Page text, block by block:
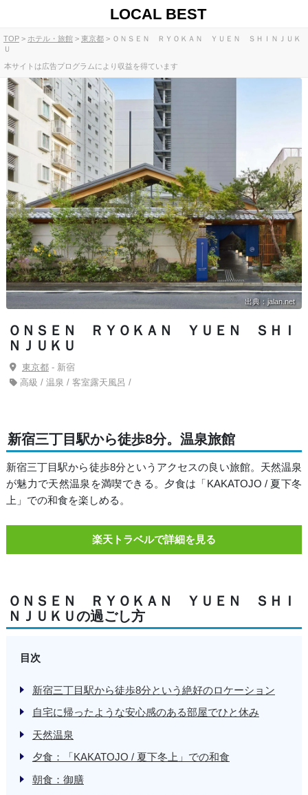
LOCAL BEST
TOP ホテル・旅館 東京都
ＯＮＳＥＮ ＲＹＯＫＡＮ ＹＵＥＮ ＳＨＩＮＪＵＫ
Ｕ
本サイトは広告プログラムにより収益を得ています
出典：jalan.net
ＯＮＳＥＮ ＲＹＯＫＡＮ ＹＵＥＮ ＳＨＩ
ＮＪＵＫＵ
東京都- 新宿
高級 / 温泉 / 客室露天風呂 /
新宿三丁目駅から徒歩8分。温泉旅館
新宿三丁目駅から徒歩8分というアクセスの良い旅館。天然温泉
が魅力で天然温泉を満喫できる。夕食は「KAKATOJO / 夏下冬
上」での和食を楽しめる。
楽天トラベルで詳細を見る
ＯＮＳＥＮ ＲＹＯＫＡＮ ＹＵＥＮ ＳＨＩ
ＮＪＵＫＵの過ごし方
目次
新宿三丁目駅から徒歩8分という絶好のロケーション
自宅に帰ったような安心感のある部屋でひと休み
天然温泉
夕食：「KAKATOJO / 夏下冬上」での和食
朝食：御膳